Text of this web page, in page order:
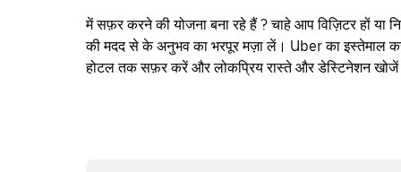
में सफ़र करने की योजना बना रहे हैं ? चाहे आप विज़िटर हों या
की मदद से के अनुभव का भरपूर मज़ा लें। Uber का इस्तेमाल
होटल तक सफ़र करें और लोकप्रिय रास्ते और डेस्टिनेशन